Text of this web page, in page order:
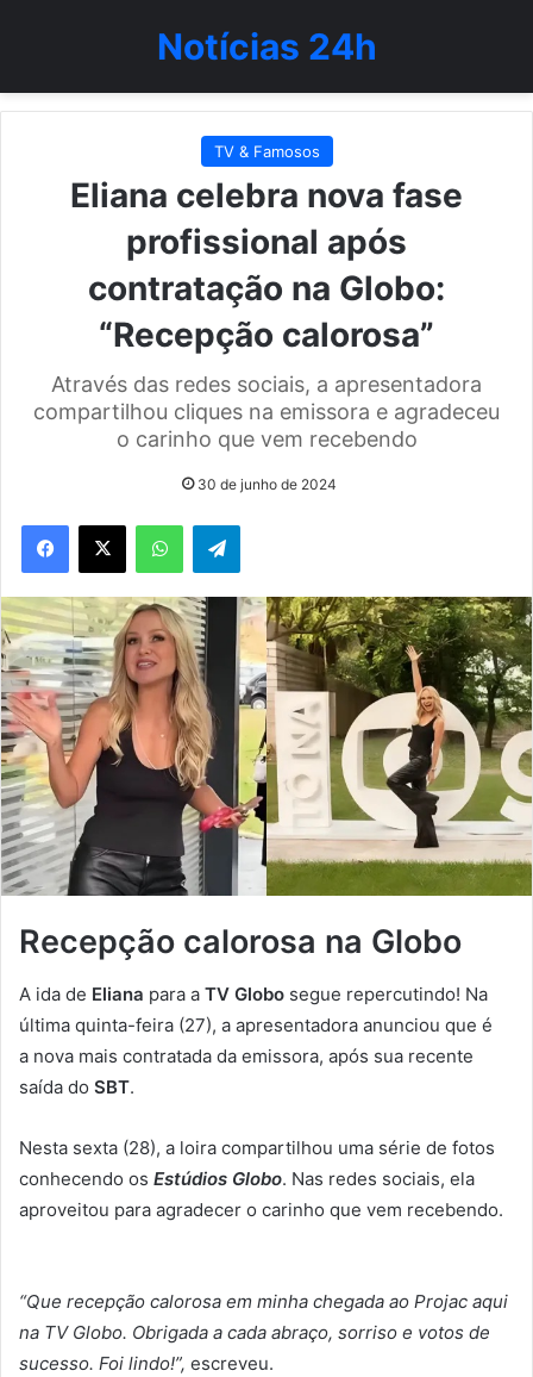
Notícias 24h
TV & Famosos
Eliana celebra nova fase
profissional após
contratação na Globo:
“Recepção calorosa”
Através das redes sociais, a apresentadora
compartilhou cliques na emissora e agradeceu
o carinho que vem recebendo
30 de junho de 2024
WhatsAppTelegram
Recepção calorosa na Globo
A ida de Eliana para a TV Globo segue repercutindo! Na
última quinta-feira (27), a apresentadora anunciou que é
a nova mais contratada da emissora, após sua recente
saída do SBT.
Nesta sexta (28), a loira compartilhou uma série de fotos
conhecendo os Estúdios Globo. Nas redes sociais, ela
aproveitou para agradecer o carinho que vem recebendo.
“Que recepção calorosa em minha chegada ao Projac aqui
na TV Globo. Obrigada a cada abraço, sorriso e votos de
sucesso. Foi lindo!”, escreveu.